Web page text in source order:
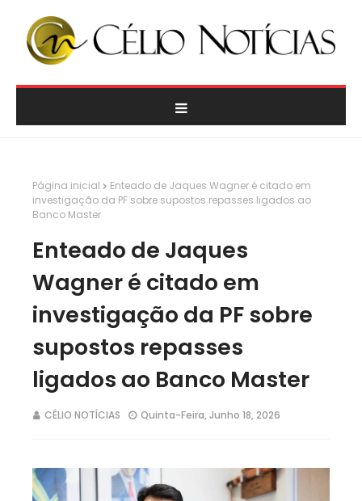
Página inicial
Enteado de Jaques Wagner é citado em
investigação da PF sobre supostos repasses ligados ao
Banco Master
Enteado de Jaques
Wagner é citado em
investigação da PF sobre
supostos repasses
ligados ao Banco Master
CÉLIO NOTÍCIAS Quinta-Feira, Junho 18, 2026